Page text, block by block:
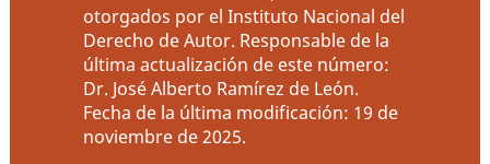
otorgados por el Instituto Nacional del
Derecho de Autor. Responsable de la
última actualización de este número:
Dr. José Alberto Ramírez de León.
Fecha de la última modificación: 19 de
noviembre de 2025.